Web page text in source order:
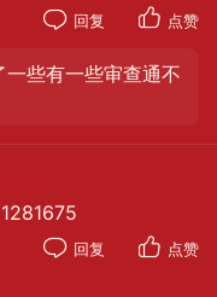
以及各独立师团，
到回调黎川的命
责人同肖劲光根据
防务空虚的形势，
回复 点赞
一些有一些审查通不
回复 点赞